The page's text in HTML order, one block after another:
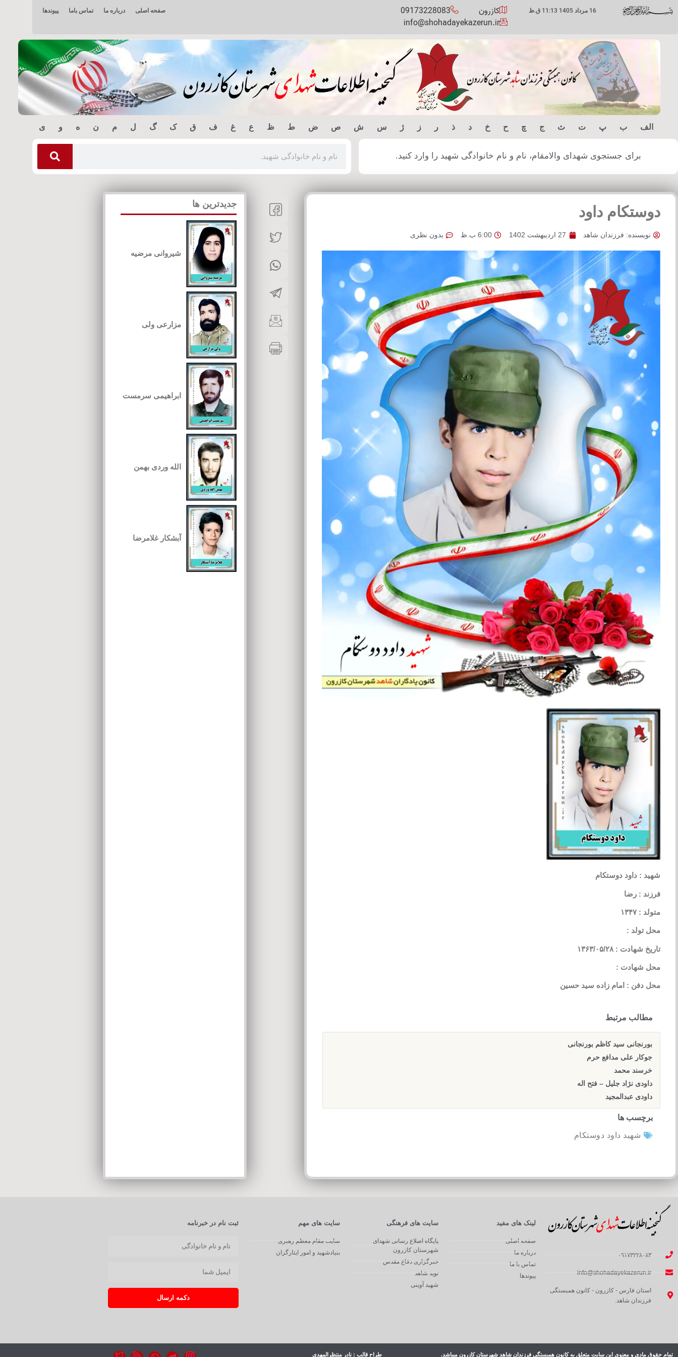
16 مرداد 1405 11:13 ق.ظ کازرون
09173228083
info@shohadayekazerun.ir
صفحه اصلی درباره ما تماس باما پیوندها
الف ب پ ت ث ج چ ح خ د ذ ر ز ژ س ش ص ض ط ظ ع غ ف ق ک گ ل م ن ه و ی
برای جستجوی شهدای والامقام، نام و نام خانوادگی شهید را وارد کنید.
دوستکام داود
نویسنده: فرزندان شاهد 27 اردیبهشت 1402 6:00 ب.ظ بدون نظری
شهید : داود دوستکام
فرزند : رضا
متولد : ۱۳۴۷
محل تولد :
تاریخ شهادت : ۱۳۶۳/۰۵/۲۸
محل شهادت :
محل دفن : امام زاده سید حسین
مطالب مرتبط
بورنجانی سید کاظم بورنجانی
جوکار علی مدافع حرم
خرسند محمد
داودی نژاد جلیل – فتح اله
داودی عبدالمجید
برچسب ها
شهید داود دوستکام
جدیدترین ها
شیروانی مرضیه
مزارعی ولی
ابراهیمی سرمست
الله وردی بهمن
آبشکار غلامرضا
۰۹۱۷۳۲۲۸۰۸۳
info@shohadayekazerun.ir
استان فارس - کازرون - کانون همبستگی
فرزندان شاهد.
لینک های مفید
صفحه اصلی
درباره ما
تماس با ما
پیوندها
سایت های فرهنگی
پایگاه اصلاع رسانی شهدای
شهرستان کازرون
خبرگزاری دفاع مقدس
نوید شاهد
شهید آوینی
سایت های مهم
سایت مقام معظم رهبری
بنیادشهید و امور ایثارگران
ثبت نام در خبرنامه
دکمه ارسال
تمام حقوق مادی و معنوی این سایت متعلق به کانون همبستگی فرزندان شاهد شهرستان کازرون میباشد. طراح قالب : نادر منتظرالمهدی